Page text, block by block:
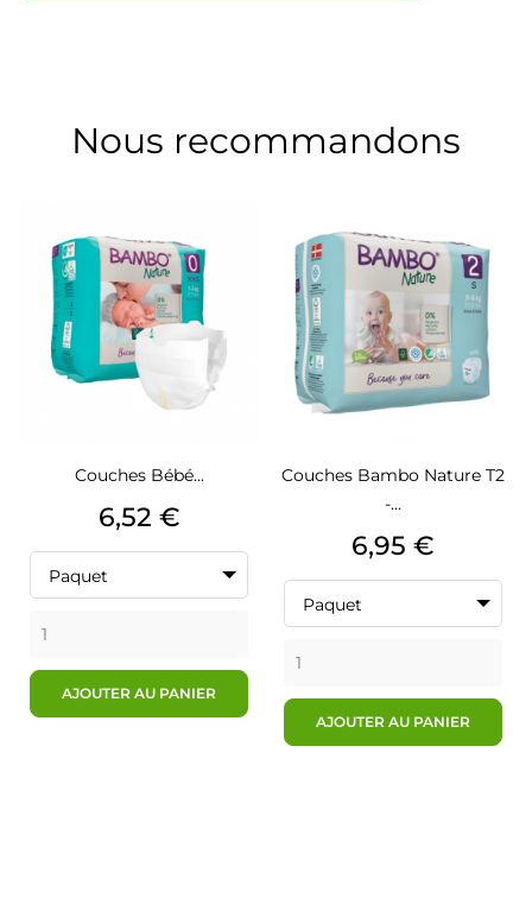
Nous recommandons
Couches Bébé...
Prix
6,52 €
Paquet
AJOUTER AU PANIER
Couches Bambo Nature T2
-...
Prix
6,95 €
Paquet
AJOUTER AU PANIER